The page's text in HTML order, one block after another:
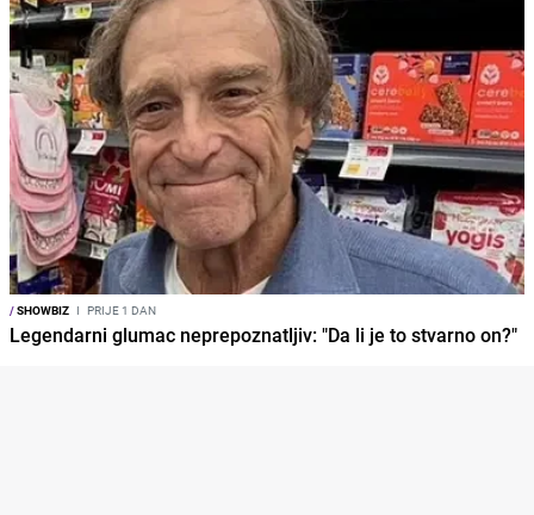
/SHOWBIZ I PRIJE 1 DAN
Legendarni glumac neprepoznatljiv: "Da li je to stvarno on?"